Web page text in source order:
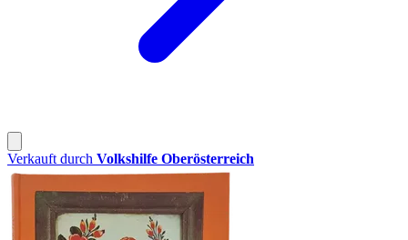
Verkauft durch Volkshilfe Oberösterreich